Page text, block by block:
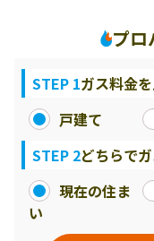
プ
STEP 1ガス料金
戸建て
STEP 2どちらで
現在の住ま
い